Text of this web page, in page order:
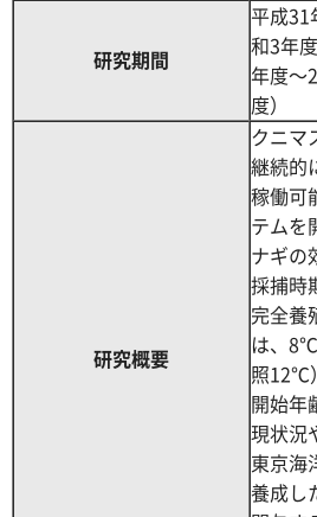
研究期間
平成31
和3年
年度～
度）
研究概要
クニマ
継続的
稼働可
テムを
ナギの
採捕時
完全養
は、
照12℃
開始年
現状況
東京海
養成し